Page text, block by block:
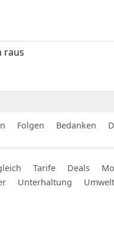
raus
Folgen Bedanken
Tarife Deals
Unterhaltung Umwelt